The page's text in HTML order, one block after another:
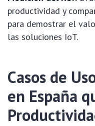
productividad y
para demostrar el
las soluciones IoT.
Casos de
en España